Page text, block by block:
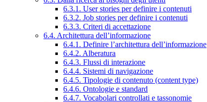
6.3.1. User stories per definire i contenuti
6.3.2. Job stories per definire i contenuti
6.3.3. Criteri di accettazione
6.4. Architettura dell’informazione
6.4.1. Definire l’architettura dell’informazione
6.4.2. Alberatura
6.4.3. Flussi di interazione
6.4.4. Sistemi di navigazione
6.4.5. Tipologie di contenuto (content type)
6.4.6. Ontologie e standard
6.4.7. Vocabolari controllati e tassonomie